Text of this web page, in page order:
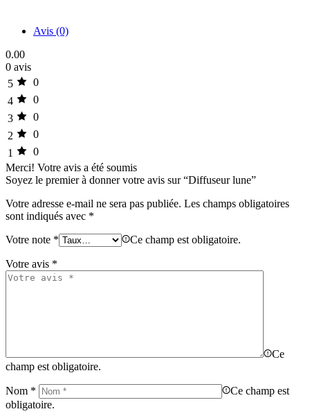
Avis (0)
0.00
0 avis
5
0
4
0
3
0
2
0
1
0
Merci! Votre avis a été soumis
Soyez le premier à donner votre avis sur “Diffuseur lune”
Votre adresse e-mail ne sera pas publiée. Les champs obligatoires
sont indiqués avec *
Votre note * Ce champ est obligatoire.
Votre avis *
Ce
champ est obligatoire.
Nom *
Ce champ est
obligatoire.